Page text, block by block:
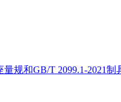
规和GB/T 2099.1-2021制